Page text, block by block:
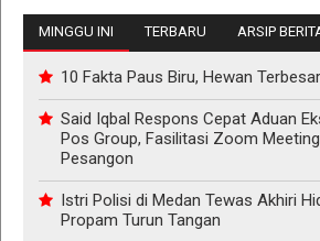
MINGGU INI TERBARU ARSIP
10 Fakta Paus Biru, Hewan
Said Iqbal Respons Cepat Aduan
Pos Group, Fasilitasi Zoom
Pesangon
Istri Polisi di Medan Tewas Akhiri
Propam Turun Tangan